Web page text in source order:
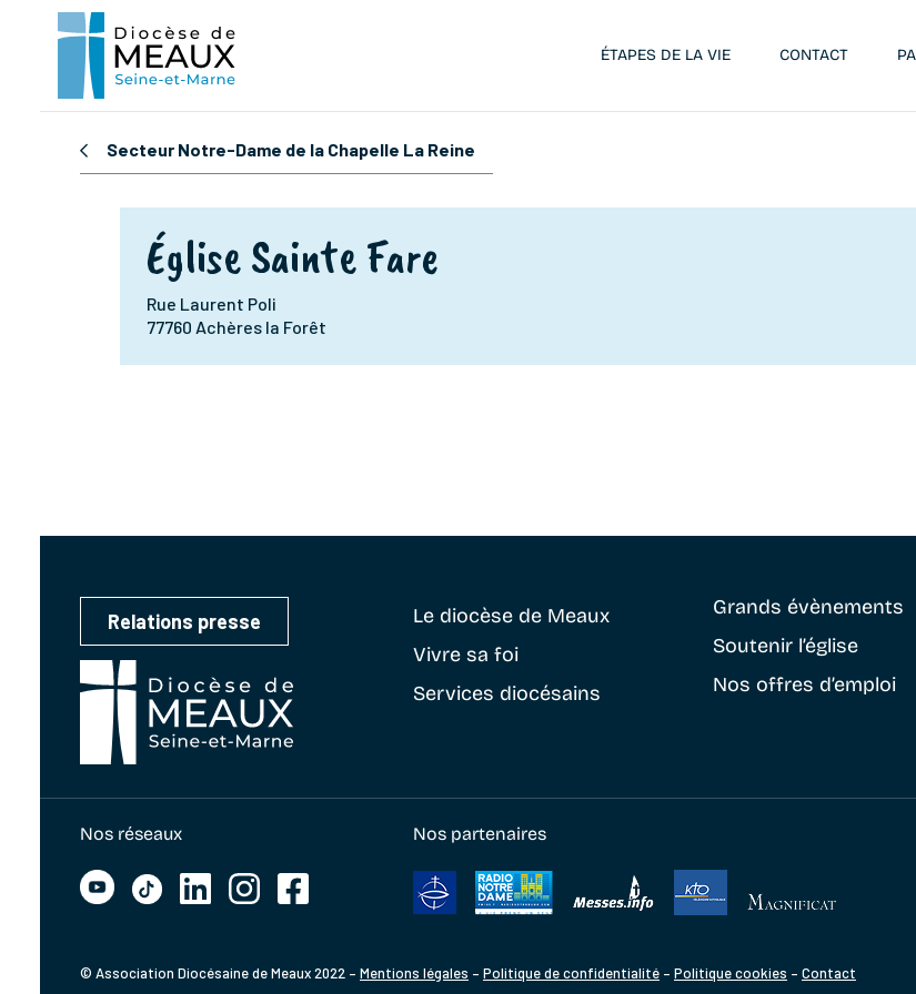
ÉTAPES DE LA VIE CONTACT
Secteur Notre-Dame de la Chapelle La Reine
Église Sainte Fare
Rue Laurent Poli
77760 Achères la Forêt
Relations presse Le diocèse de Meaux
Vivre sa foi
Services diocésains
Grands évènements
Soutenir l’église
Nos offres d’emploi
Nos réseaux Nos partenaires
© Association Diocésaine de Meaux 2022 – Mentions légales – Politique de confidentialité – Politique cookies – Contact